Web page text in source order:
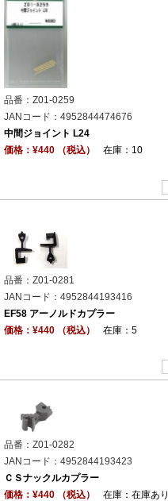
品番：Z01-0259
JANコード：4952844474676
中間ジョイント L24
価格：¥440 （税込）
在庫：10
品番：Z01-0281
JANコード：4952844193416
EF58 アーノルドカプラー
価格：¥440 （税込）
在庫：5
品番：Z01-0282
JANコード：4952844193423
ＣＳナックルカプラー
価格：¥440 （税込）
在庫：在庫あり